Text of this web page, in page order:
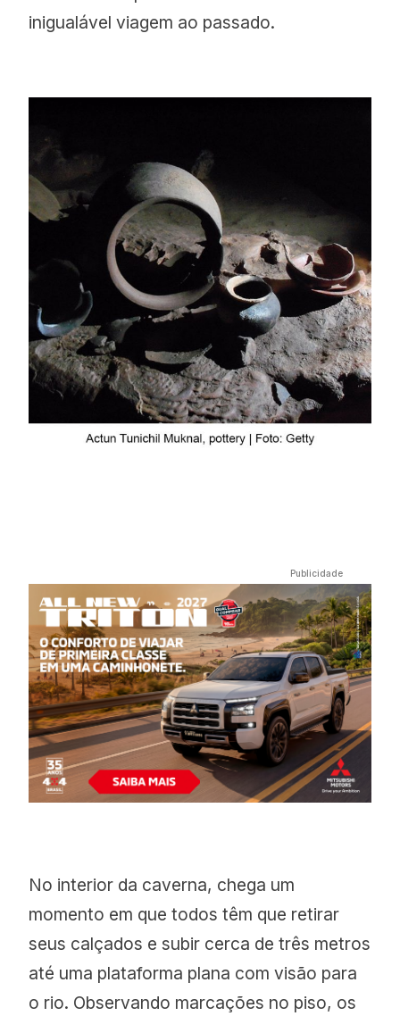
inigualável viagem ao passado.
No interior da caverna, chega um
momento em que todos têm que retirar
seus calçados e subir cerca de três metros
até uma plataforma plana com visão para
o rio. Observando marcações no piso, os